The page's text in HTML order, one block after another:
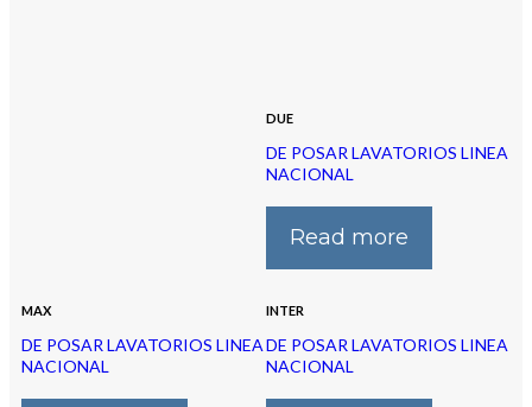
DUE
DE POSAR LAVATORIOS LINEA
NACIONAL
Read more
MAX
DE POSAR LAVATORIOS LINEA
NACIONAL
INTER
DE POSAR LAVATORIOS LINEA
NACIONAL